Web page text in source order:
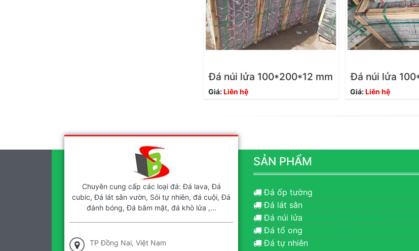
Đá núi lửa 100*200*12 mm
Giá:Liên hệ
Đá núi lửa
Giá:Liên hệ
Chuyên cung cấp các loại đá: Đá lava, Đá
cubic, Đá lát sân vườn, Sỏi tự nhiên, đá cuội, Đá
đánh bóng, Đá băm mặt, đá khò lửa ,...
TP Đồng Nai, Việt Nam
SẢN PHẨM
Đá ốp tường
Đá lát sân
Đá núi lửa
Đá tổ ong
Đá tự nhiên